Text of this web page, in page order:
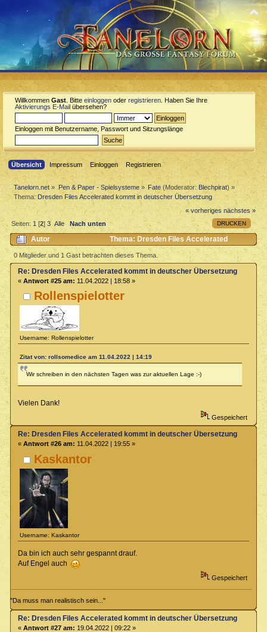
Willkommen Gast . Bitte einloggen oder registrieren . Haben Sie Ihre
Aktivierungs E-Mail übersehen?
Einloggen mit Benutzername, Passwort und Sitzungslänge
Übersicht Impressum Einloggen Registrieren
Tanelorn.net » Pen & Paper - Spielsysteme» Fate (Moderator: Blechpirat) »
Thema: Dresden Files Accelerated kommt in deutscher Übersetzung
« vorheriges nächstes »
DRUCKEN
Seiten:1[2]3 Alle Nach unten
Autor
Thema: Dresden Files Accelerated
kommt in deutscher Übersetzung (Gelesen 13677 mal)
0 Mitglieder und 1 Gast betrachten dieses Thema.
Rollenspielotter
Username: Rollenspielotter
Re: Dresden Files Accelerated kommt in deutscher Übersetzung
« Antwort #25 am: 11.04.2022 | 18:58 »
Zitat von: rollsomedice am 11.04.2022 | 14:19
Wir schreiben in den nächsten Tagen was zur aktuellen Lage :-)
Vielen Dank!
Gespeichert
Kaskantor
Username: Kaskantor
Re: Dresden Files Accelerated kommt in deutscher Übersetzung
« Antwort #26 am: 11.04.2022 | 19:55 »
Da bin ich auch sehr gespannt drauf.
Auf Engel auch
Gespeichert
"Da muss man realistisch sein..."
Re: Dresden Files Accelerated kommt in deutscher Übersetzung
« Antwort #27 am: 19.04.2022 | 09:22 »